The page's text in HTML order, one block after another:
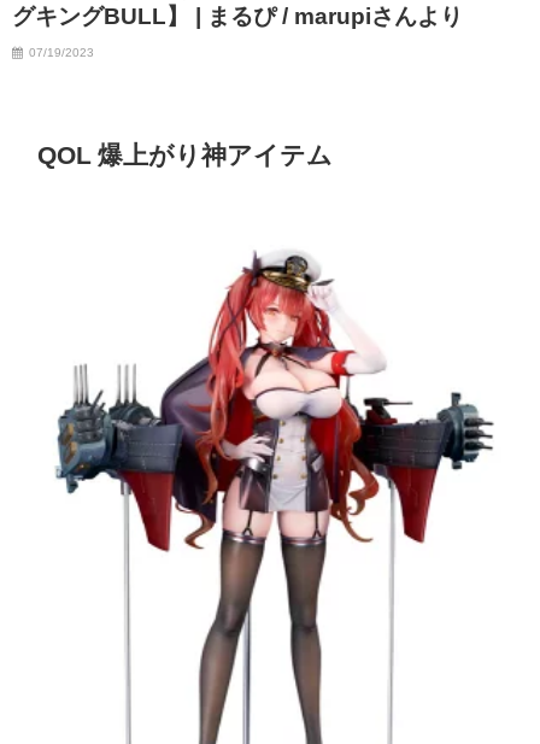
グキングBULL】 | まるぴ / marupiさんより
07/19/2023
QOL 爆上がり神アイテム